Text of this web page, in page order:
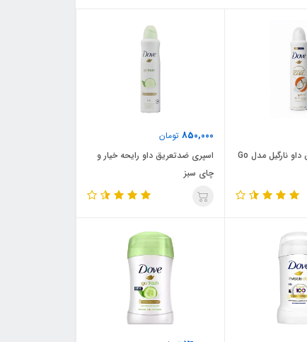
اسپری ضدتعریق داو نارگیل مدل Go
850,000 تومان
اسپری ضدتعریق داو رایحه خیار و
چای سبز